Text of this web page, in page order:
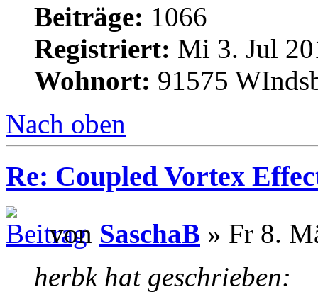
Beiträge: 1066
Registriert: Mi 3. Jul
Wohnort: 91575
Nach oben
Re: Coupled Vortex
von SaschaB » Fr 8.
herbk hat geschrieben: